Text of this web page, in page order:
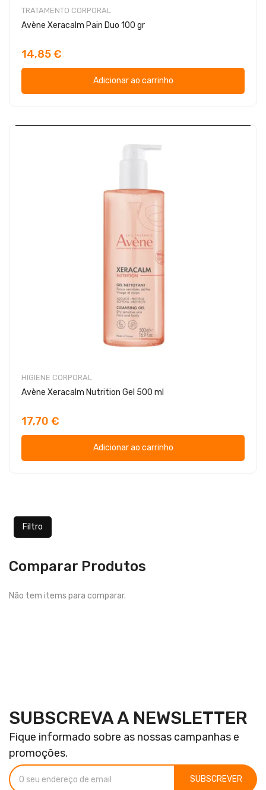
TRATAMENTO CORPORAL
Avène Xeracalm Pain Duo 100 gr
14,85 €
Adicionar ao carrinho
HIGIENE CORPORAL
Avène Xeracalm Nutrition Gel 500 ml
17,70 €
Adicionar ao carrinho
Filtro
Comparar Produtos
Não tem items para comparar.
SUBSCREVA A NEWSLETTER
Fique informado sobre as nossas campanhas e
promoções.
SUBSCREVER